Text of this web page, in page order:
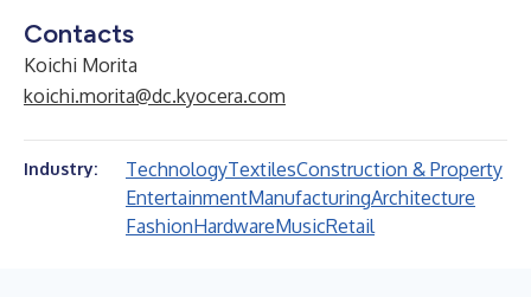
Contacts
Koichi Morita
koichi.morita@dc.kyocera.com
Industry: TechnologyTextilesConstruction & Property
EntertainmentManufacturingArchitecture
FashionHardwareMusicRetail